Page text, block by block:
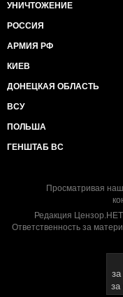
УНИЧТОЖЕНИЕ
РОССИЯ
АРМИЯ РФ
КИЕВ
ДОНЕЦКАЯ ОБЛАСТЬ
ВСУ
ПОЛЬША
ГЕНШТАБ ВС
Просматривая
Редакция
Ответственность за
за
за